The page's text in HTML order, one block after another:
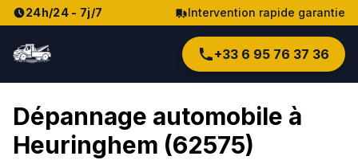
24h/24 - 7j/7 Intervention rapide garantie
+33 6 95 76 37 36
Dépannage automobile à
Heuringhem (62575)